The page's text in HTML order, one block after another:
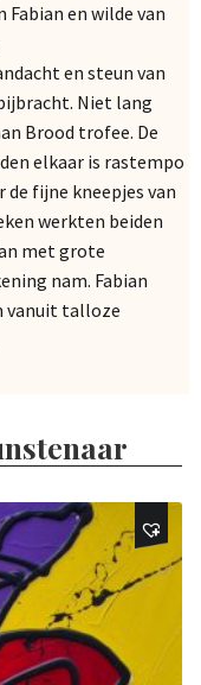
en wilde van
en steun van
Niet lang
Brood trofee. De
elkaar is rastempo
fijne kneepjes van
werkten beiden
met grote
nam. Fabian
vanuit talloze